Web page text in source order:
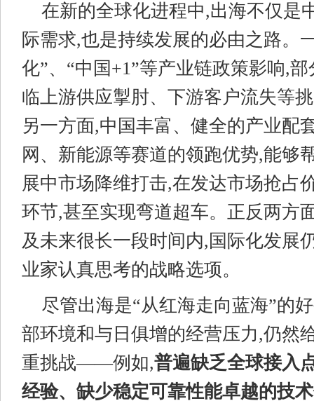
在新的全球化进程中,出海不仅是
际需求,也是持续发展的必由之路。
化”、“中国+1”等产业链政策影响,
临上游供应掣肘、下游客户流失等
另一方面,中国丰富、健全的产业配
网、新能源等赛道的领跑优势,能够
展中市场降维打击,在发达市场抢占
环节,甚至实现弯道超车。正反两方
及未来很长一段时间内,国际化发展
业家认真思考的战略选项。
尽管出海是“从红海走向蓝海”的
部环境和与日俱增的经营压力,仍然
重挑战——例如,普遍缺乏全球接入
经验、缺少稳定可靠性能卓越的技术